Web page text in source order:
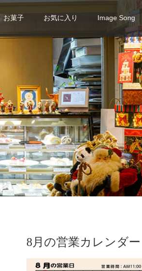
お菓子 お気に入り Image Song
8月の営業カレンダー